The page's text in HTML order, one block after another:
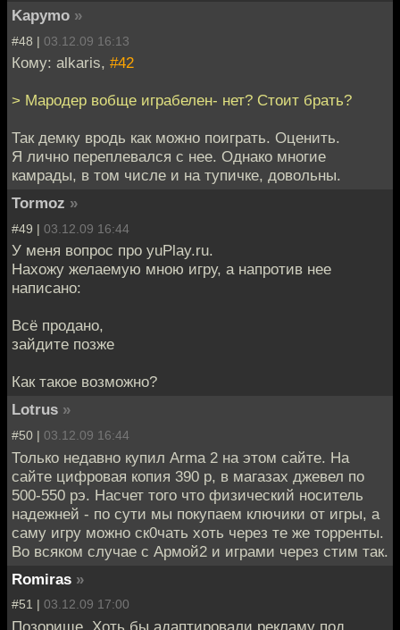
Kapymo »
#48 | 03.12.09 16:13
Кому: alkaris, #42
> Мародер вобще играбелен- нет? Стоит брать?
Так демку вродь как можно поиграть. Оценить.
Я лично переплевался с нее. Однако многие
камрады, в том числе и на тупичке, довольны.
Tormoz »
#49 | 03.12.09 16:44
У меня вопрос про yuPlay.ru.
Нахожу желаемую мною игру, а напротив нее
написано:
Всё продано,
зайдите позже
Как такое возможно?
Lotrus »
#50 | 03.12.09 16:44
Только недавно купил Arma 2 на этом сайте. На
сайте цифровая копия 390 р, в магазах джевел по
500-550 рэ. Насчет того что физический носитель
надежней - по сути мы покупаем ключики от игры, а
саму игру можно ск0чать хоть через те же торренты.
Во всяком случае с Армой2 и играми через стим так.
Romiras »
#51 | 03.12.09 17:00
Позорище. Хоть бы адаптировали рекламу под